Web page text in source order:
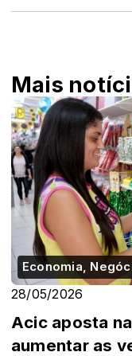
Mais
Economia,
28/05/2026
Acic aposta
aumentar as